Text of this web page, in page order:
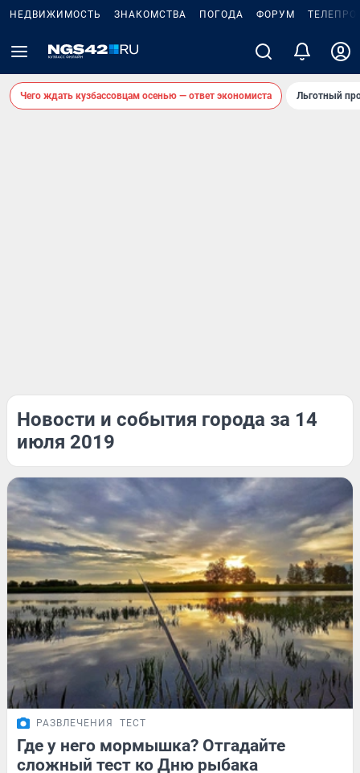
НЕДВИЖИМОСТЬ ЗНАКОМСТВА ПОГОДА ФОРУМ
Чего ждать кузбассовцам осенью — ответ экономиста Льготный
Новости и события города за 14
июля 2019
РАЗВЛЕЧЕНИЯ ТЕСТ
Где у него мормышка? Отгадайте
сложный тест ко Дню рыбака